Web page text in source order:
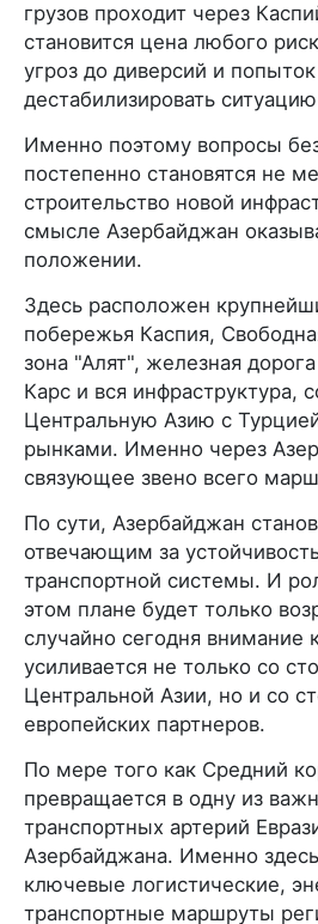
грузов проходит через
становится цена любого
угроз до диверсий и попыток
дестабилизировать
Именно поэтому вопросы
постепенно становятся не
строительство новой
смысле Азербайджан
положении.
Здесь расположен
побережья Каспия,
зона "Алят", железная
Карс и вся инфраструктура,
Центральную Азию с
рынками. Именно через
связующее звено всего
По сути, Азербайджан
отвечающим за
транспортной системы. И
этом плане будет только
случайно сегодня внимание
усиливается не только со
Центральной Азии, но и со
европейских партнеров.
По мере того как Средний
превращается в одну из
транспортных артерий
Азербайджана. Именно
ключевые логистические,
транспортные маршруты